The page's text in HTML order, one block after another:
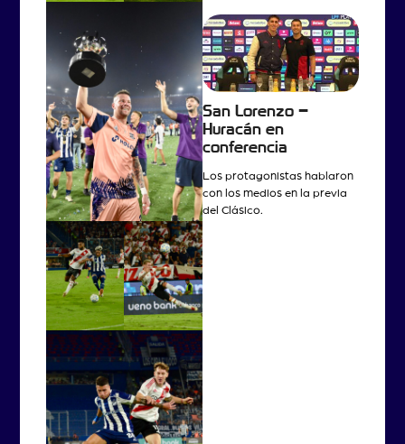
San Lorenzo –
Huracán en
conferencia
Los protagonistas hablaron
con los medios en la previa
del Clásico.